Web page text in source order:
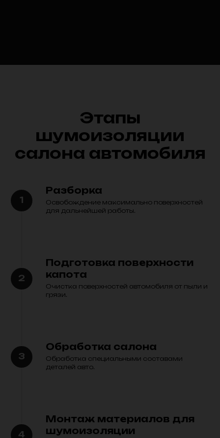
Этапы
шумоизоляции
салона автомобиля
Разборка
Освобождение максимально поверхностей
для дальнейшей работы.
Подготовка поверхности
капота
Очистка поверхностей автомобиля от пыли и
грязи.
Обработка салона
Обработка специальными составами
деталей авто.
Монтаж материалов для
шумоизоляции